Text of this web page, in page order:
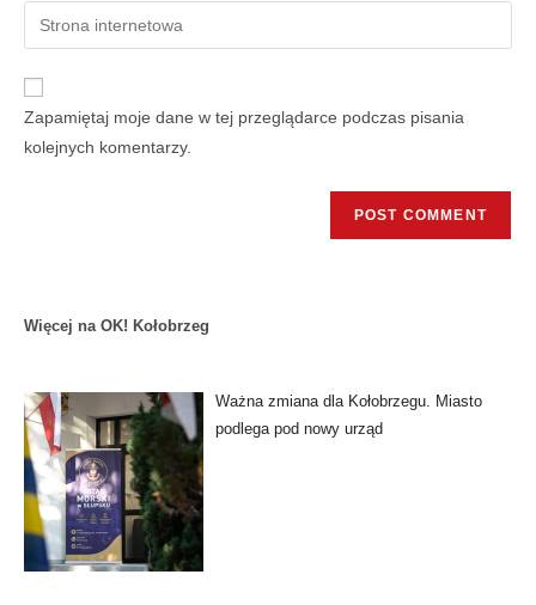
Zapamiętaj moje dane w tej przeglądarce podczas pisania
kolejnych komentarzy.
Więcej na OK! Kołobrzeg
Ważna zmiana dla Kołobrzegu. Miasto
podlega pod nowy urząd